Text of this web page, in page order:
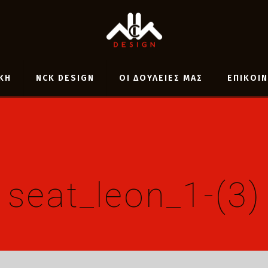
NCK DESIGN ΟΙ ΔΟΥΛΕΙΕΣ ΜΑΣ
seat_leon_1-(3)